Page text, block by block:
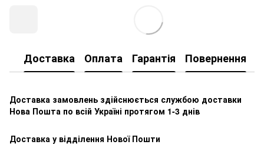
Доставка Оплата Гарантія Повернення
Доставка замовлень здійснюється службою доставки
Нова Пошта по всій Україні протягом 1-3 днів
Доставка у відділення Нової Пошти